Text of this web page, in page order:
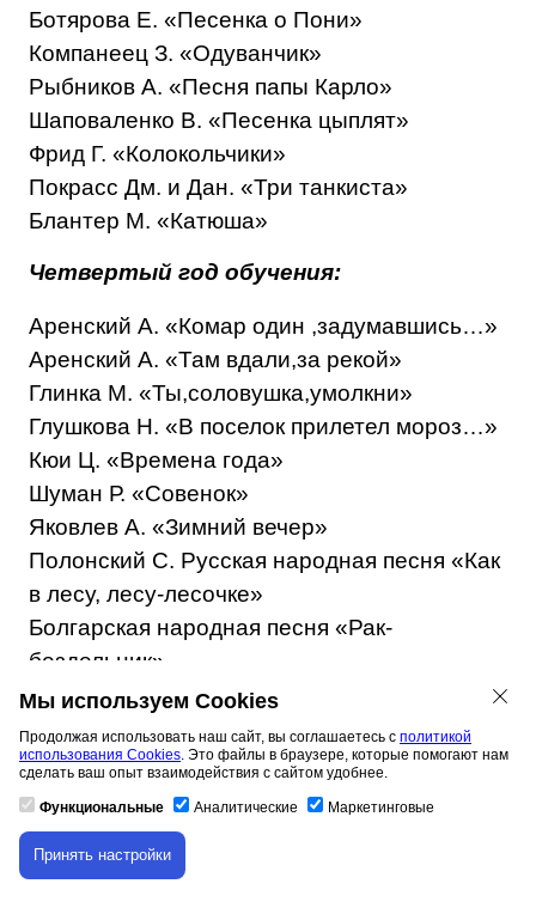
Ботярова Е. «Песенка о Пони»
Компанеец З. «Одуванчик»
Рыбников А. «Песня папы Карло»
Шаповаленко В. «Песенка цыплят»
Фрид Г. «Колокольчики»
Покрасс Дм. и Дан. «Три танкиста»
Блантер М. «Катюша»
Четвертый год обучения:
Аренский А. «Комар один ,задумавшись…»
Аренский А. «Там вдали,за рекой»
Глинка М. «Ты,соловушка,умолкни»
Глушкова Н. «В поселок прилетел мороз…»
Кюи Ц. «Времена года»
Шуман Р. «Совенок»
Яковлев А. «Зимний вечер»
Полонский С. Русская народная песня «Как
в лесу, лесу-лесочке»
Болгарская народная песня «Рак-
бездельник»
Немецкая народная песня «Музыканты»
Французская народная песня «Ученая
коза»
Берлин А. «Колыбельная ежика»
Бодренкова С. «Зима в лесу»
Бодренкова С. «Ели»
Скачивание материала доступно только для
авторизованных пользователей.
Мы используем Cookies
Продолжая использовать наш сайт, вы соглашаетесь с политикой
использования Cookies. Это файлы в браузере, которые помогают нам
сделать ваш опыт взаимодействия с сайтом удобнее.
Функциональные Аналитические Маркетинговые
Принять настройки